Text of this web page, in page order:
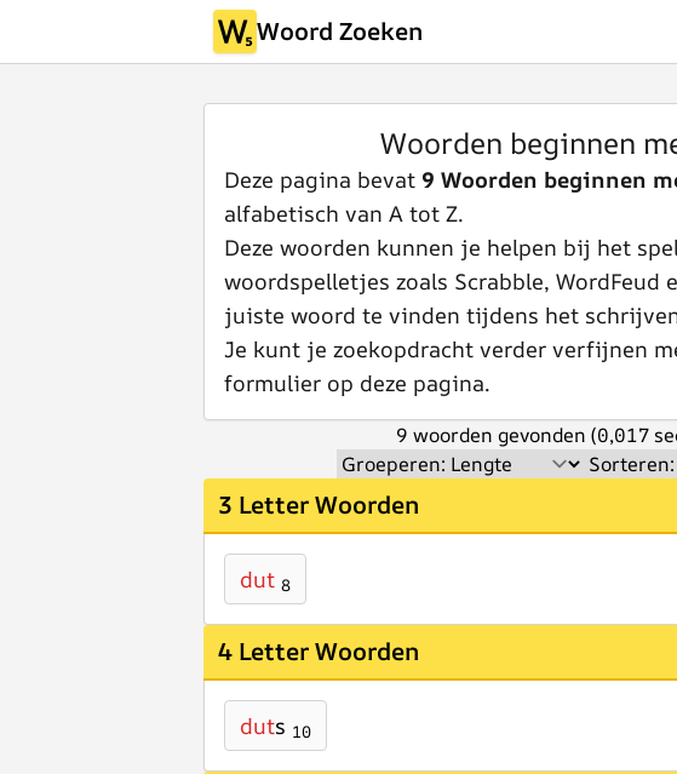
Woord Zoeken
Woorden beginnen
Deze pagina bevat 9 Woorden beginnen
alfabetisch van A tot Z.
Deze woorden kunnen je helpen bij het
woordspelletjes zoals Scrabble, WordFeud
juiste woord te vinden tijdens het
Je kunt je zoekopdracht verder verfijnen
formulier op deze pagina.
9 woorden gevonden (0,017
3 Letter Woorden
dut 8
4 Letter Woorden
duts 10